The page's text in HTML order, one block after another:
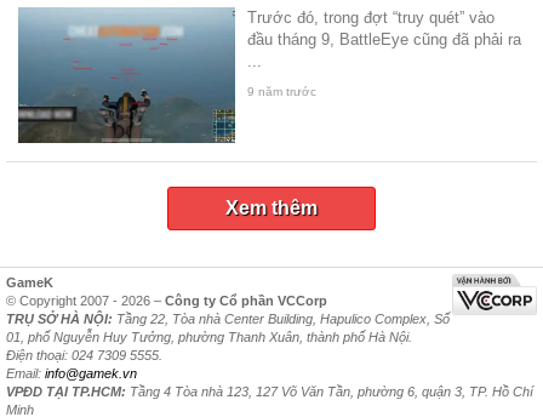
Trước đó, trong đợt “truy quét” vào
đầu tháng 9, BattleEye cũng đã phải ra
9 năm trước
Xem thêm
GameK
© Copyright 2007 - 2026 – Công ty Cổ phần VCCorp
TRỤ SỞ HÀ NỘI: Tầng 22, Tòa nhà Center Building, Hapulico Complex, Số
01, phố Nguyễn Huy Tưởng, phường Thanh Xuân, thành phố Hà Nội.
Điện thoại: 024 7309 5555.
Email: info@gamek.vn
VPĐD TẠI TP.HCM: Tầng 4 Tòa nhà 123, 127 Võ Văn Tần, phường 6, quận 3, TP. Hồ Chí
Minh